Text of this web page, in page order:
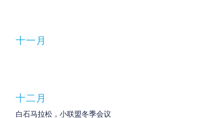
十一月
十二月
白石马拉松，小联盟冬季会议